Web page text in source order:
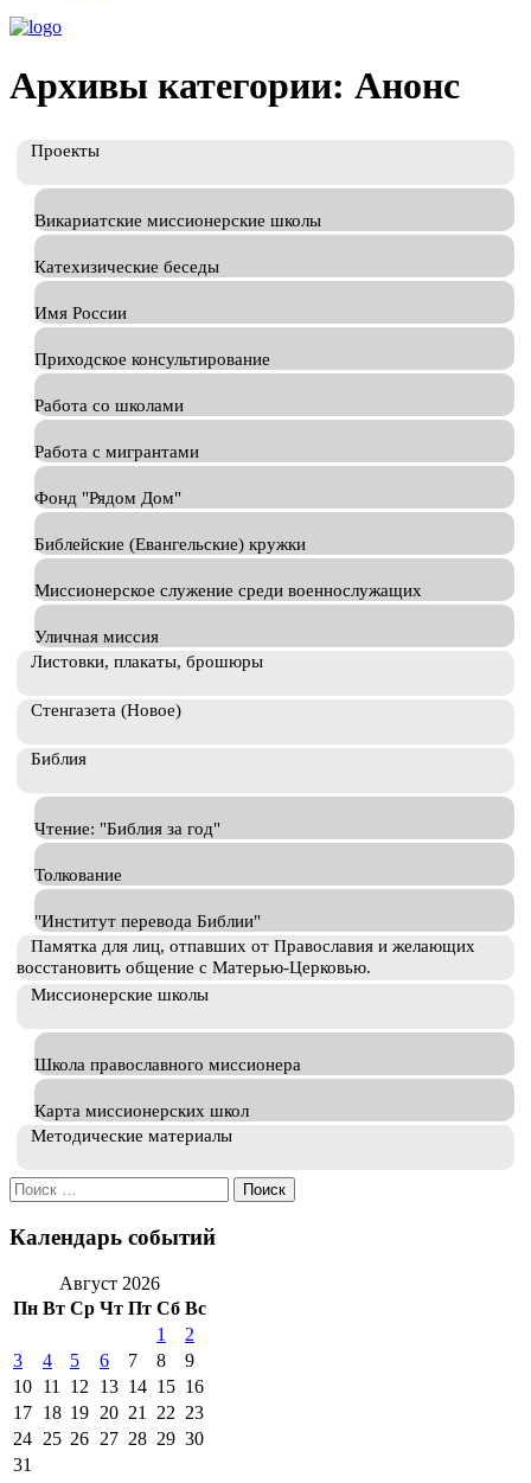
Архивы категории: Анонс
Проекты
Викариатские миссионерские школы
Катехизические беседы
Имя России
Приходское консультирование
Работа со школами
Работа с мигрантами
Фонд "Рядом Дом"
Библейские (Евангельские) кружки
Миссионерское служение среди военнослужащих
Уличная миссия
Листовки, плакаты, брошюры
Стенгазета (Новое)
Библия
Чтение: "Библия за год"
Толкование
"Институт перевода Библии"
Памятка для лиц, отпавших от Православия и желающих
восстановить общение с Матерью-Церковью.
Миссионерские школы
Школа православного миссионера
Карта миссионерских школ
Методические материалы
Искать:
Календарь событий
Август 2026
Пн Вт Ср Чт Пт Сб Вс
1
2
3
4 5 6 7 8
9
10 11 12 13 14 15 16
17 18 19 20 21 22 23
24 25 26 27 28 29 30
31